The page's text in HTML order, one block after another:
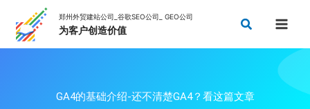
搜
GA4的基础介绍-还不清楚GA4？看这篇文章